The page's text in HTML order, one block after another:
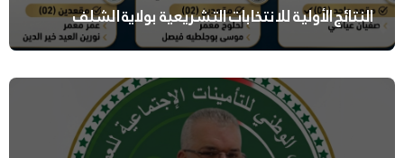
النتائج الأولية للانتخابات التشريعية بولاية الشلف